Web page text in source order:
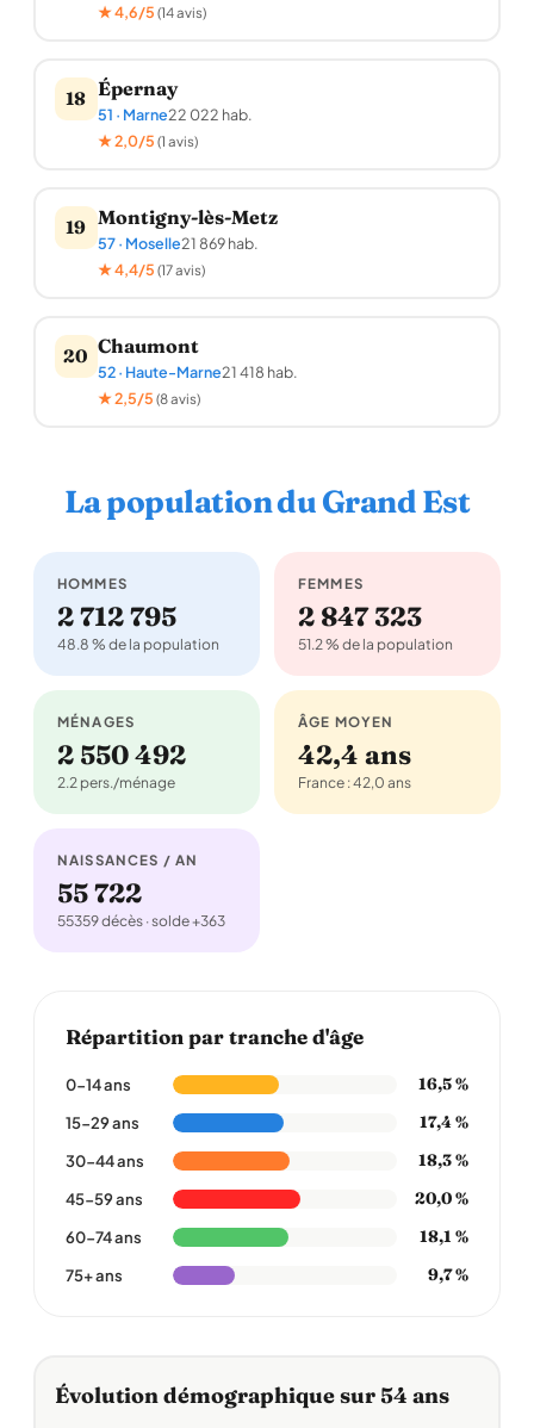
★ 4,6/5 (14 avis)
18 Épernay
51 · Marne22 022 hab.
★ 2,0/5 (1 avis)
19 Montigny-lès-Metz
57 · Moselle21 869 hab.
★ 4,4/5 (17 avis)
20 Chaumont
52 · Haute-Marne21 418 hab.
★ 2,5/5 (8 avis)
La population du Grand Est
HOMMES
2 712 795
48.8 % de la population
FEMMES
2 847 323
51.2 % de la population
MÉNAGES
2 550 492
2.2 pers./ménage
ÂGE MOYEN
42,4 ans
France : 42,0 ans
NAISSANCES / AN
55 722
55359 décès · solde +363
Répartition par tranche d'âge
0-14 ans 16,5 %
15-29 ans 17,4 %
30-44 ans 18,3 %
45-59 ans 20,0 %
60-74 ans 18,1 %
75+ ans 9,7 %
Évolution démographique sur 54 ans